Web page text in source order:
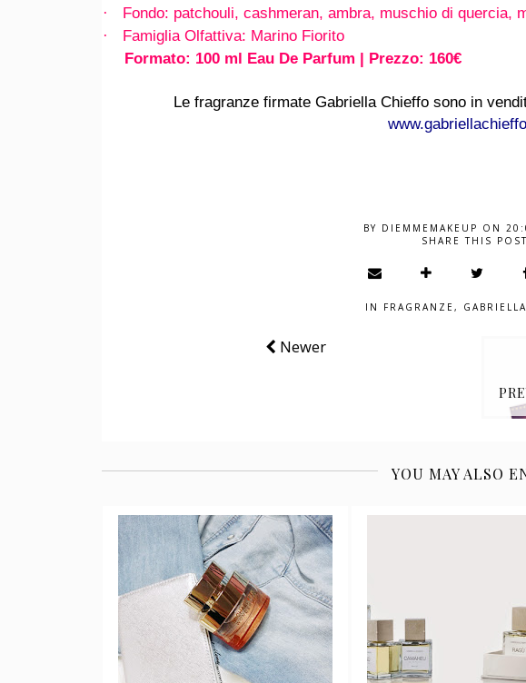
· Fondo: patchouli, cashmeran, ambra, muschio di quercia,
·
Famiglia Olfattiva: Marino Fiorito
Formato: 100 ml Eau De Parfum | Prezzo: 160€
Le fragranze firmate Gabriella Chieffo sono in
BY DIEMMEMAKEUP ON
SHARE THIS POST
IN FRAGRANZE ,
Newer
YOU MAY ALSO